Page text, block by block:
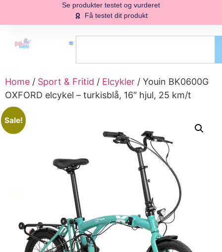
Se produkter testet og vurderet
Få testet dit produkt
Home / Sport & Fritid / Elcykler / Youin BK0600G
OXFORD elcykel – turkisblå, 16″ hjul, 25 km/t
Sale!